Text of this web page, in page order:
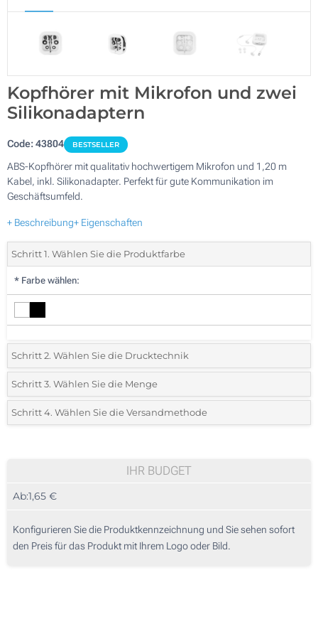
Kopfhörer mit Mikrofon und zwei
Silikonadaptern
Code:43804 BESTSELLER
ABS-Kopfhörer mit qualitativ hochwertigem Mikrofon und 1,20 m
Kabel, inkl. Silikonadapter. Perfekt für gute Kommunikation im
Geschäftsumfeld.
+ Beschreibung+ Eigenschaften
Schritt 1. Wählen Sie die Produktfarbe
* Farbe wählen:
Schritt 2. Wählen Sie die Drucktechnik
*Wählen Sie die Druck- und Farbtechniken für Ihr Logo:
1 Farbig (Auf der Schachtel)
Schritt 3. Wählen Sie die Menge
*Bitte wählen Sie Ihre gewünschte Menge
50
125
250
Schritt 4. Wählen Sie die Versandmethode
IHR BUDGET
Ab:1,65 €
Konfigurieren Sie die Produktkennzeichnung und Sie sehen sofort
den Preis für das Produkt mit Ihrem Logo oder Bild.